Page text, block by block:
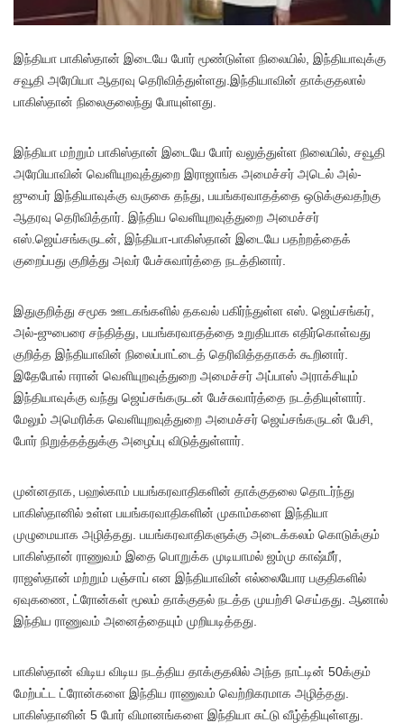
இந்தியா பாகிஸ்தான் இடையே போர் மூண்டுள்ள நிலையில், இந்தியாவுக்கு
சவூதி அரேபியா ஆதரவு தெரிவித்துள்ளது.இந்தியாவின் தாக்குதலால்
பாகிஸ்தான் நிலைகுலைந்து போயுள்ளது.
இந்தியா மற்றும் பாகிஸ்தான் இடையே போர் வலுத்துள்ள நிலையில், சவூதி
அரேபியாவின் வெளியுறவுத்துறை இராஜாங்க அமைச்சர் அடெல் அல்-
ஜுபைர் இந்தியாவுக்கு வருகை தந்து, பயங்கரவாதத்தை ஒடுக்குவதற்கு
ஆதரவு தெரிவித்தார். இந்திய வெளியுறவுத்துறை அமைச்சர்
எஸ்.ஜெய்சங்கருடன், இந்தியா-பாகிஸ்தான் இடையே பதற்றத்தைக்
குறைப்பது குறித்து அவர் பேச்சுவார்த்தை நடத்தினார்.
இதுகுறித்து சமூக ஊடகங்களில் தகவல் பகிர்ந்துள்ள எஸ். ஜெய்சங்கர்,
அல்-ஜுபைரை சந்தித்து, பயங்கரவாதத்தை உறுதியாக எதிர்கொள்வது
குறித்த இந்தியாவின் நிலைப்பாட்டைத் தெரிவித்ததாகக் கூறினார்.
இதேபோல் ஈரான் வெளியுறவுத்துறை அமைச்சர் அப்பாஸ் அராக்சியும்
இந்தியாவுக்கு வந்து ஜெய்சங்கருடன் பேச்சுவார்த்தை நடத்தியுள்ளார்.
மேலும் அமெரிக்க வெளியுறவுத்துறை அமைச்சர் ஜெய்சங்கருடன் பேசி,
போர் நிறுத்தத்துக்கு அழைப்பு விடுத்துள்ளார்.
முன்னதாக, பஹல்காம் பயங்கரவாதிகளின் தாக்குதலை தொடர்ந்து
பாகிஸ்தானில் உள்ள பயங்கரவாதிகளின் முகாம்களை இந்தியா
முழுமையாக அழித்தது. பயங்கரவாதிகளுக்கு அடைக்கலம் கொடுக்கும்
பாகிஸ்தான் ராணுவம் இதை பொறுக்க முடியாமல் ஜம்மு காஷ்மீர்,
ராஜஸ்தான் மற்றும் பஞ்சாப் என இந்தியாவின் எல்லையோர பகுதிகளில்
ஏவுகணை, ட்ரோன்கள் மூலம் தாக்குதல் நடத்த முயற்சி செய்தது. ஆனால்
இந்திய ராணுவம் அனைத்தையும் முறியடித்தது.
பாகிஸ்தான் விடிய விடிய நடத்திய தாக்குதலில் அந்த நாட்டின் 50க்கும்
மேற்பட்ட ட்ரோன்களை இந்திய ராணுவம் வெற்றிகரமாக அழித்தது.
பாகிஸ்தானின் 5 போர் விமானங்களை இந்தியா சுட்டு வீழ்த்தியுள்ளது.